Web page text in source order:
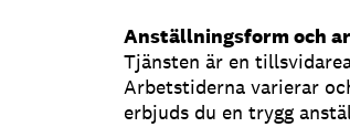
Anställningsform och
Tjänsten är en
Arbetstiderna varierar
erbjuds du en trygg